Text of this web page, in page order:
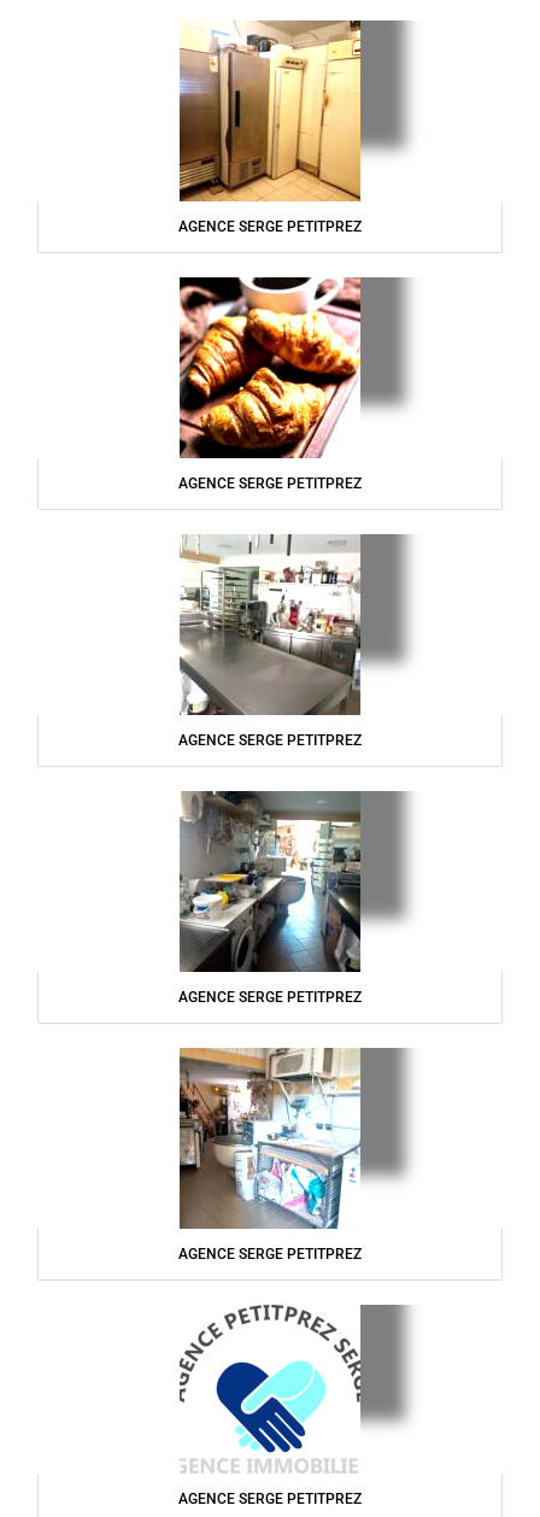
AGENCE SERGE PETITPREZ
AGENCE SERGE PETITPREZ
AGENCE SERGE PETITPREZ
AGENCE SERGE PETITPREZ
AGENCE SERGE PETITPREZ
AGENCE SERGE PETITPREZ